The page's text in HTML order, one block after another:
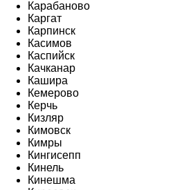
Карабаново
Каргат
Карпинск
Касимов
Каспийск
Качканар
Кашира
Кемерово
Керчь
Кизляр
Кимовск
Кимры
Кингисепп
Кинель
Кинешма